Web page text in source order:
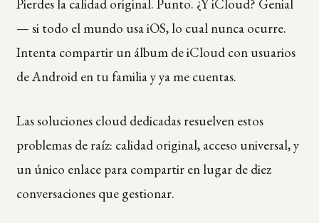
Pierdes la calidad original. Punto. ¿Y iCloud? Genial
— si todo el mundo usa iOS, lo cual nunca ocurre.
Intenta compartir un álbum de iCloud con usuarios
de Android en tu familia y ya me cuentas.
Las soluciones cloud dedicadas resuelven estos
problemas de raíz: calidad original, acceso universal, y
un único enlace para compartir en lugar de diez
conversaciones que gestionar.